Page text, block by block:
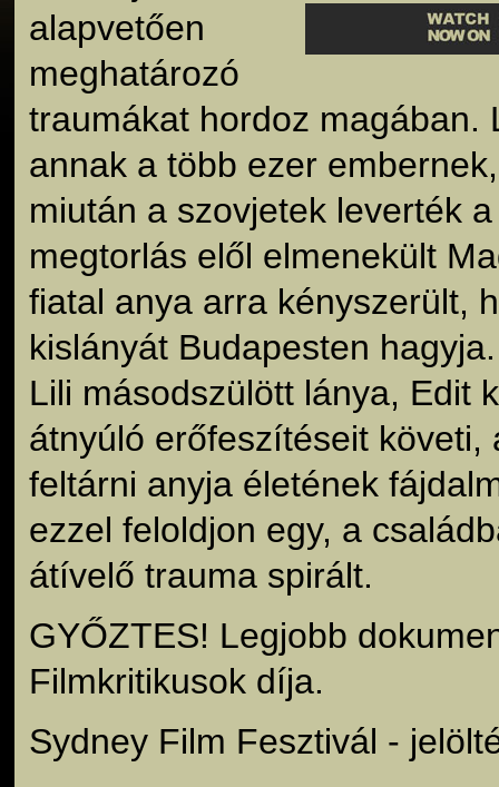
alapvetően
meghatározó
traumákat hordoz magában.
annak a több ezer
miután a szovjetek leverték
megtorlás elől elmenekült
fiatal anya arra kényszerült,
kislányát Budapesten
Lili másodszülött lánya, Edit
átnyúló erőfeszítéseit követi,
feltárni anyja életének
ezzel feloldjon egy, a
átívelő trauma spirált.
GYŐZTES! Legjobb
Filmkritikusok díja.
Sydney Film Fesztivál -